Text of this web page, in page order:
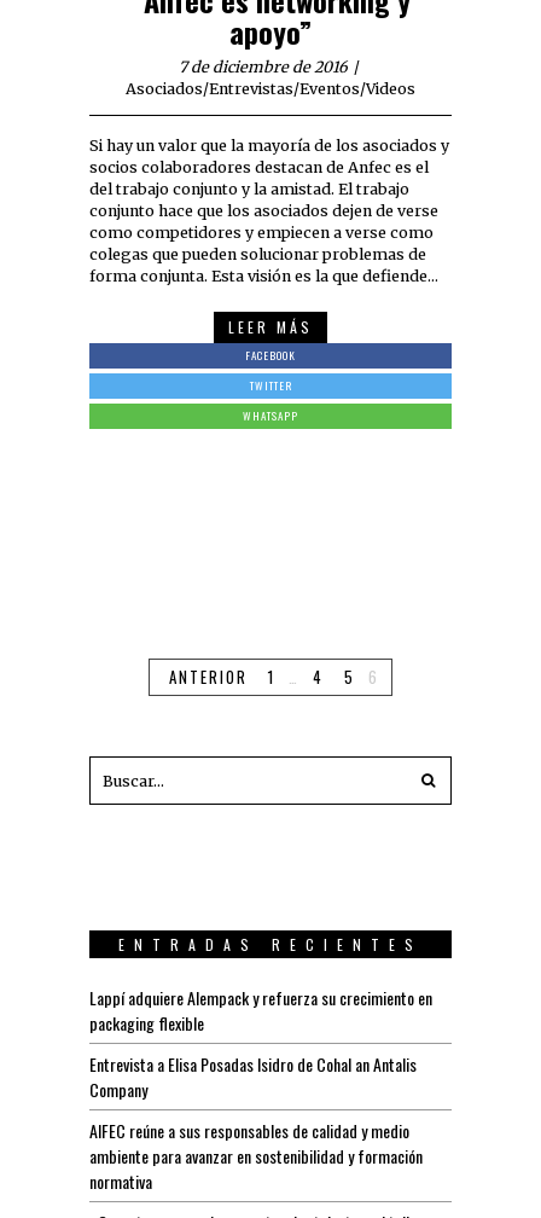
apoyo”
7 de diciembre de 2016
Asociados/Entrevistas/Eventos/Videos
Si hay un valor que la mayoría de los asociados y
socios colaboradores destacan de Anfec es el
del trabajo conjunto y la amistad. El trabajo
conjunto hace que los asociados dejen de verse
como competidores y empiecen a verse como
colegas que pueden solucionar problemas de
forma conjunta. Esta visión es la que defiende…
LEER MÁS
FACEBOOK
TWITTER
WHATSAPP
ANTERIOR 1 … 4 5 6
ENTRADAS RECIENTES
Lappí adquiere Alempack y refuerza su crecimiento en
packaging flexible
Entrevista a Elisa Posadas Isidro de Cohal an Antalis
Company
AIFEC reúne a sus responsables de calidad y medio
ambiente para avanzar en sostenibilidad y formación
normativa